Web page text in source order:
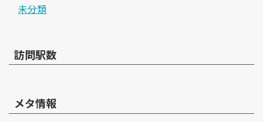
未分類
訪問駅数
メタ情報